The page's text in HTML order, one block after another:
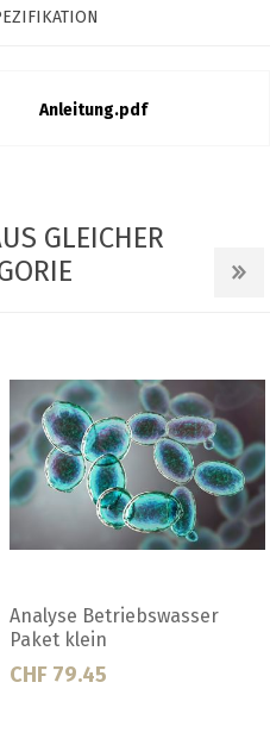
Anleitung.pdf
GLEICHER
Analyse
CHF 79.45